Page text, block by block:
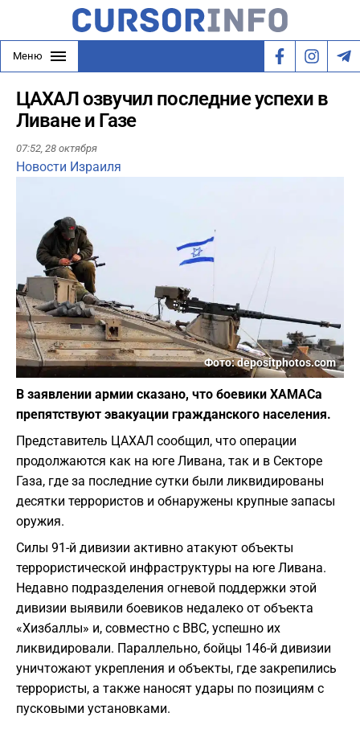
Меню
ЦАХАЛ озвучил последние успехи в
Ливане и Газе
07:52, 28 октября
Новости Израиля
Фото: depositphotos.com
В заявлении армии сказано, что боевики ХАМАСа
препятствуют эвакуации гражданского населения.
Представитель ЦАХАЛ сообщил, что операции
продолжаются как на юге Ливана, так и в Секторе
Газа, где за последние сутки были ликвидированы
десятки террористов и обнаружены крупные запасы
оружия.
Силы 91-й дивизии активно атакуют объекты
террористической инфраструктуры на юге Ливана.
Недавно подразделения огневой поддержки этой
дивизии выявили боевиков недалеко от объекта
«Хизбаллы» и, совместно с ВВС, успешно их
ликвидировали. Параллельно, бойцы 146-й дивизии
уничтожают укрепления и объекты, где закрепились
террористы, а также наносят удары по позициям с
пусковыми установками.